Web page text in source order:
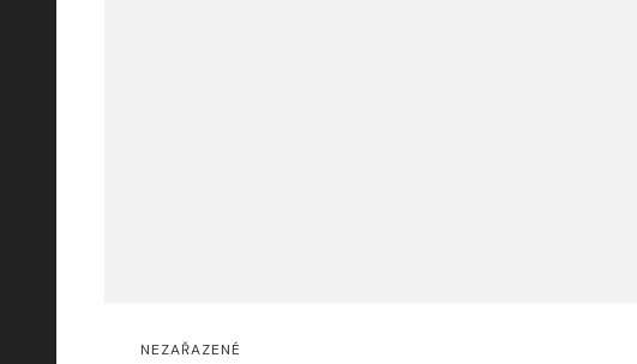
NEZAŘAZENÉ